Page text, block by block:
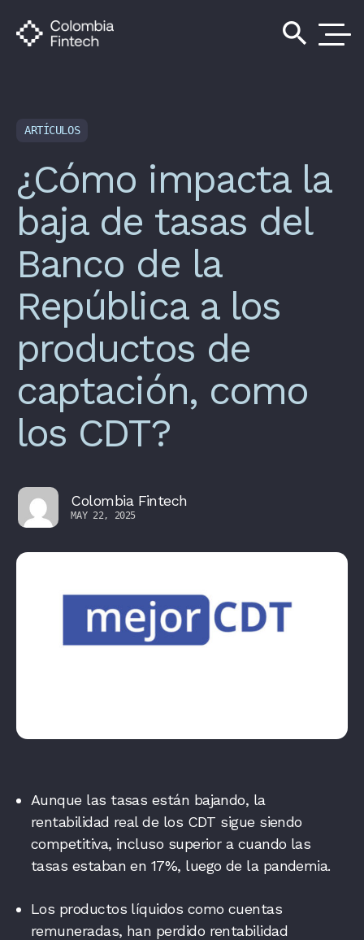
search
ARTÍCULOS
¿Cómo impacta la
baja de tasas del
Banco de la
República a los
productos de
captación, como
los CDT?
Colombia Fintech
MAY 22, 2025
Aunque las tasas están bajando, la
rentabilidad real de los CDT sigue siendo
competitiva, incluso superior a cuando las
tasas estaban en 17%, luego de la pandemia.
Los productos líquidos como cuentas
remuneradas, han perdido rentabilidad